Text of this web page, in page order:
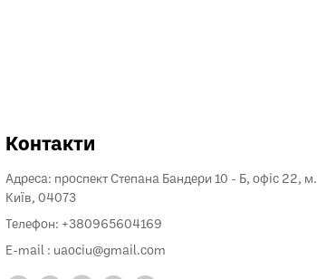
Контакти
Адреса: проспект Степана Бандери 10 - Б, офіс 22, м.
Київ, 04073
Телефон: +380965604169
E-mail : uaociu@gmail.com